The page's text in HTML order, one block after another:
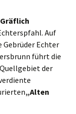
Auf
Gebrüder Echter
führt die
der
„Alten